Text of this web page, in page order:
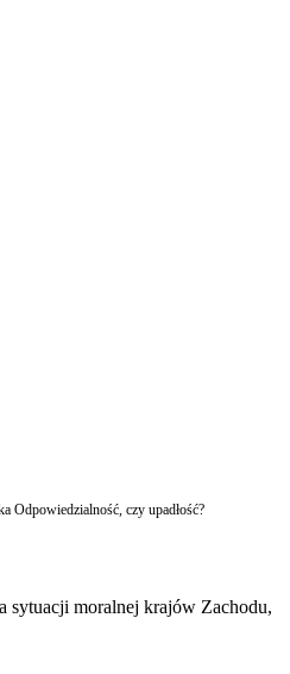
Odpowiedzialność, czy upadłość?
sytuacji moralnej krajów Zachodu,